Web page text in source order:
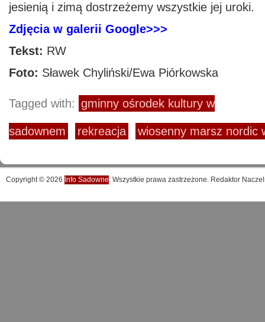
jesienią i zimą dostrzeżemy wszystkie jej uroki.
Zdjęcia w galerii Google>>>
Tekst: RW
Foto: Sławek Chyliński/Ewa Piórkowska
Tagged with: gminny ośrodek kultury w
sadownem rekreacja wiosenny marsz nordic
Copyright © 2026 Info Sadowne. Wszystkie prawa zastrzeżone. Redaktor